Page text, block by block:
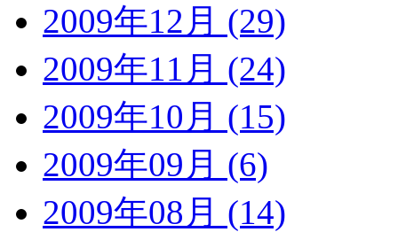
2009年12月 (29)
2009年11月 (24)
2009年10月 (15)
2009年09月 (6)
2009年08月 (14)